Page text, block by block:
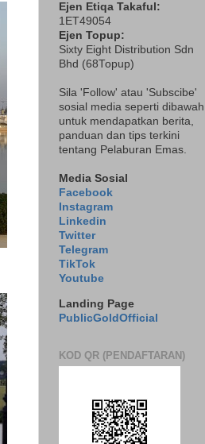
Ejen Etiqa Takaful:
1ET49054
Ejen Topup:
Sixty Eight Distribution Sdn
Bhd (68Topup)
Sila 'Follow' atau 'Subscibe'
sosial media seperti dibawah
untuk mendapatkan berita,
panduan dan tips terkini
tentang Pelaburan Emas.
Media Sosial
Facebook
Instagram
Linkedin
Twitter
Telegram
TikTok
Youtube
Landing Page
PublicGoldOfficial
KOD QR (PENDAFTARAN)